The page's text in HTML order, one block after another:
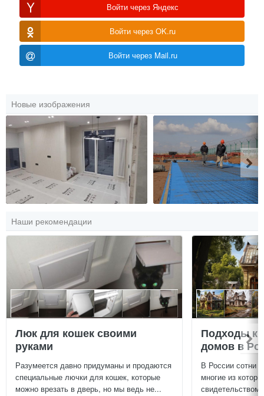
Войти через Яндекс
Войти через OK.ru
Войти через Mail.ru
Новые изображения
Наши рекомендации
Люк для кошек своими
руками
Разумеется давно придуманы и продаются
специальные лючки для кошек, которые
можно врезать в дверь, но мы ведь не...
Подходы к
домов в
В России сотни
многие из
свидетельством